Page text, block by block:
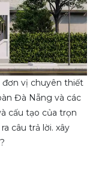
vị chuyên thiết
Đà Nẵng và các
cấu tạo của trọn
câu trả lời. xây